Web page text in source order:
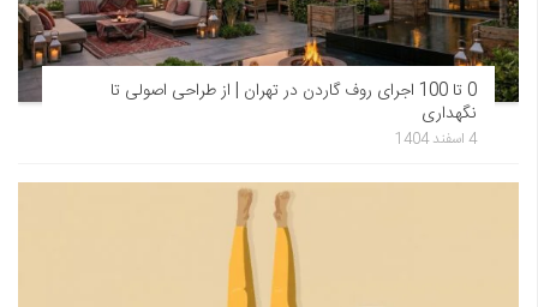
0 تا 100 اجرای روف گاردن در تهران | از طراحی اصولی تا
نگهداری
4 اسفند 1404